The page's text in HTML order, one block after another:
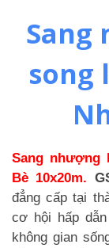
song
Sang nhượng
Bè 10x20m.
đẳng cấp tại
cơ hội hấp
không gian